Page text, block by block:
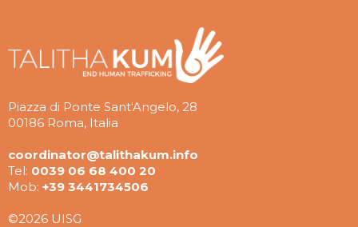
Piazza di Ponte Sant'Angelo, 28
00186 Roma, Italia
coordinator@talithakum.info
Tel: 0039 06 68 400 20
Mob: +39 3441734506
©2026 UISG